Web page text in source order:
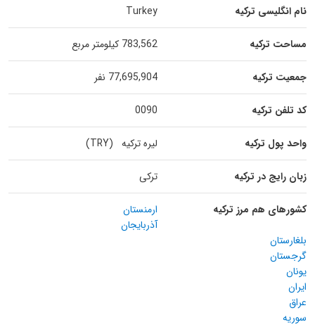
نام انگلیسی ترکیه Turkey
مساحت ترکیه 783,562 کیلومتر مربع
جمعیت ترکیه 77,695,904 نفر
کد تلفن ترکیه 0090
واحد پول ترکیه لیره ترکیه (TRY)
زبان رایج در ترکیه ترکی
کشورهای هم مرز ترکیه
ارمنستان
آذربایجان
بلغارستان
گرجستان
یونان
ایران
عراق
سوریه